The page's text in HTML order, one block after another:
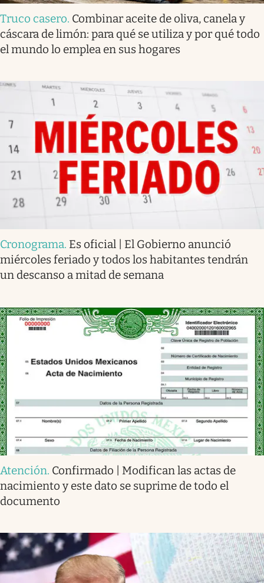
Truco casero. Combinar aceite de oliva, canela y
cáscara de limón: para qué se utiliza y por qué todo
el mundo lo emplea en sus hogares
Cronograma. Es oficial | El Gobierno anunció
miércoles feriado y todos los habitantes tendrán
un descanso a mitad de semana
Atención. Confirmado | Modifican las actas de
nacimiento y este dato se suprime de todo el
documento